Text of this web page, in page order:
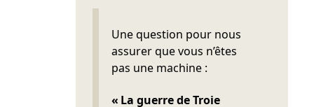
Une question pour nous
assurer que vous n’êtes
pas une machine :
« La guerre de Troie
Ne pas remplir